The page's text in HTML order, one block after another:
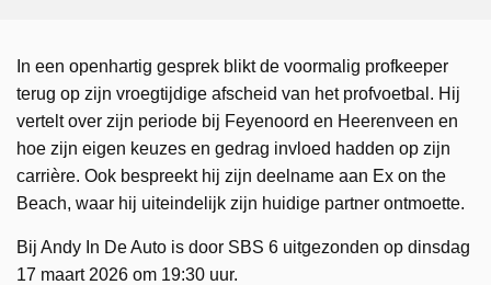
In een openhartig gesprek blikt de voormalig profkeeper
terug op zijn vroegtijdige afscheid van het profvoetbal. Hij
vertelt over zijn periode bij Feyenoord en Heerenveen en
hoe zijn eigen keuzes en gedrag invloed hadden op zijn
carrière. Ook bespreekt hij zijn deelname aan Ex on the
Beach, waar hij uiteindelijk zijn huidige partner ontmoette.
Bij Andy In De Auto is door SBS 6 uitgezonden op dinsdag
17 maart 2026 om 19:30 uur.